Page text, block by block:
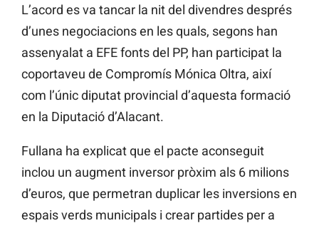
L’acord es va tancar la nit del divendres després
d’unes negociacionsen les quals, segons han
assenyalat a EFE fonts del PP, han participat la
coportaveu de Compromís Mónica Oltra, així
com l’únic diputat provincial d’aquesta formació
en la Diputació d’Alacant.
Fullana ha explicat que el pacte aconseguit
inclou un augment inversor pròxim als 6 milions
d’euros, que permetran duplicar les inversions en
espais verds municipals i crear partides per a